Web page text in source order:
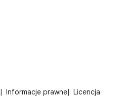
Informacje prawne
Licencja